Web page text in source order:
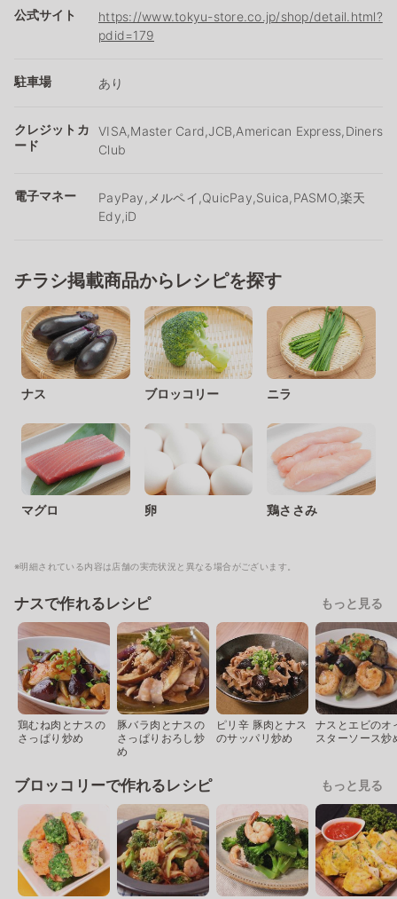
公式サイト
https://www.tokyu-store.co.jp/shop/detail.html?
pdid=179
駐車場 あり
クレジットカ
ード
VISA,Master Card,JCB,American Express,Diners
Club
電子マネー
PayPay,メルペイ,QuicPay,Suica,PASMO,楽天
Edy,iD
チラシ掲載商品からレシピを探す
ナス ブロッコリー ニラ
マグロ 卵 鶏ささみ
※明細されている内容は店舗の実売状況と異なる場合がございます。
ナスで作れるレシピ もっと見る
鶏むね肉とナスの
さっぱり炒め
豚バラ肉とナスの
さっぱりおろし炒
め
ピリ辛 豚肉とナス
のサッパリ炒め
ナスとエビのオ
スターソース炒
ブロッコリーで作れるレシピ もっと見る